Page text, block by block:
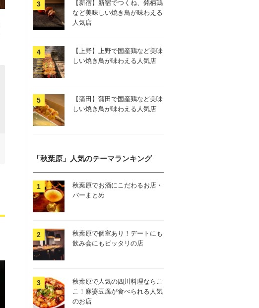
【新宿】新宿でつくね、銘柄鶏
など美味しい焼き鳥が味わえる
人気店
【上野】上野で国産鶏など美味
しい焼き鳥が味わえる人気店
【蒲田】蒲田で国産鶏など美味
しい焼き鳥が味わえる人気店
「秋葉原」人気のテーマランキング
秋葉原でお酒にこだわるお店・
バーまとめ
秋葉原で個室あり！デートにも
飲み会にもピッタリの店
秋葉原で人気の四川料理ならこ
こ！麻婆豆腐が食べられる人気
のお店